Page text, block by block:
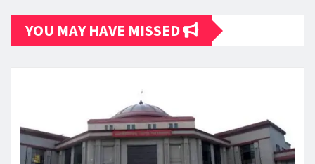
YOU MAY HAVE MISSED